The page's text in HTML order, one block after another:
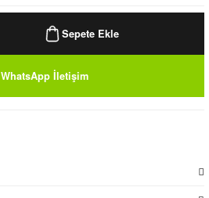
Sepete Ekle
WhatsApp İletişim